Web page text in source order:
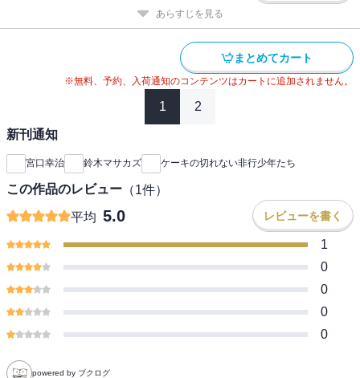
あらすじを見る
まとめてカート
※無料、予約、入荷通知のコンテンツはカートに追加されません。
1 2
新刊通知
宮口幸治 鈴木マサカズ ケーキの切れない非行少年たち
この作品のレビュー （1件）
平均 5.0 レビューを書く
1
0
0
0
0
powered by ブクログ